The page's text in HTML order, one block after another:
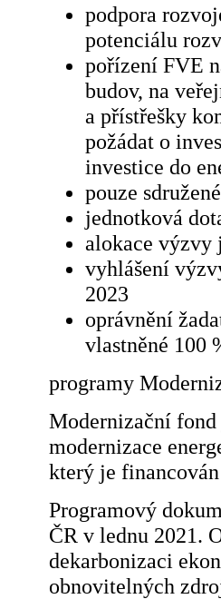
podpora
potenciálu
pořízení FVE
budov, na
a přístřešky
požádat o
investice do
pouze
jednotková
alokace výzvy
vyhlášení
2023
oprávnění
vlastněné 100
programy
Modernizační
modernizace
který je
Programový
ČR v lednu 2021.
dekarbonizaci
obnovitelných